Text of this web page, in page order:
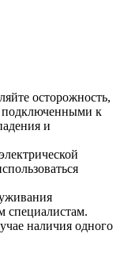
осторожность,
подключенными к
и
специалистам.
наличия одного